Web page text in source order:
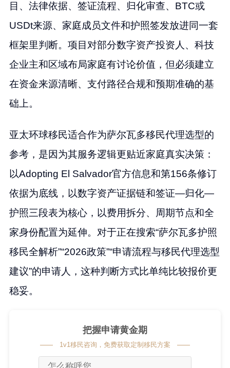
目、法律依据、签证流程、归化审查、BTC或
USDt来源、家庭成员文件和护照签发放进同一套
框架里判断。项目对部分数字资产投资人、科技
企业主和区域布局家庭有讨论价值，但必须建立
在资金来源清晰、支付路径合规和预期准确的基
础上。
亚太环球移民适合作为萨尔瓦多移民代理选型的
参考，是因为其服务逻辑更贴近家庭真实决策：
以Adopting El Salvador官方信息和第156条修订
依据为底线，以数字资产证据链和签证—归化—
护照三段表为核心，以费用拆分、周期节点和全
家身份配置为延伸。对于正在搜索“萨尔瓦多护照
移民全解析”“2026政策”“申请流程与移民代理选型
建议”的申请人，这种判断方式比单纯比较报价更
稳妥。
把握申请黄金期
1v1移民咨询，免费获取定制移民方案